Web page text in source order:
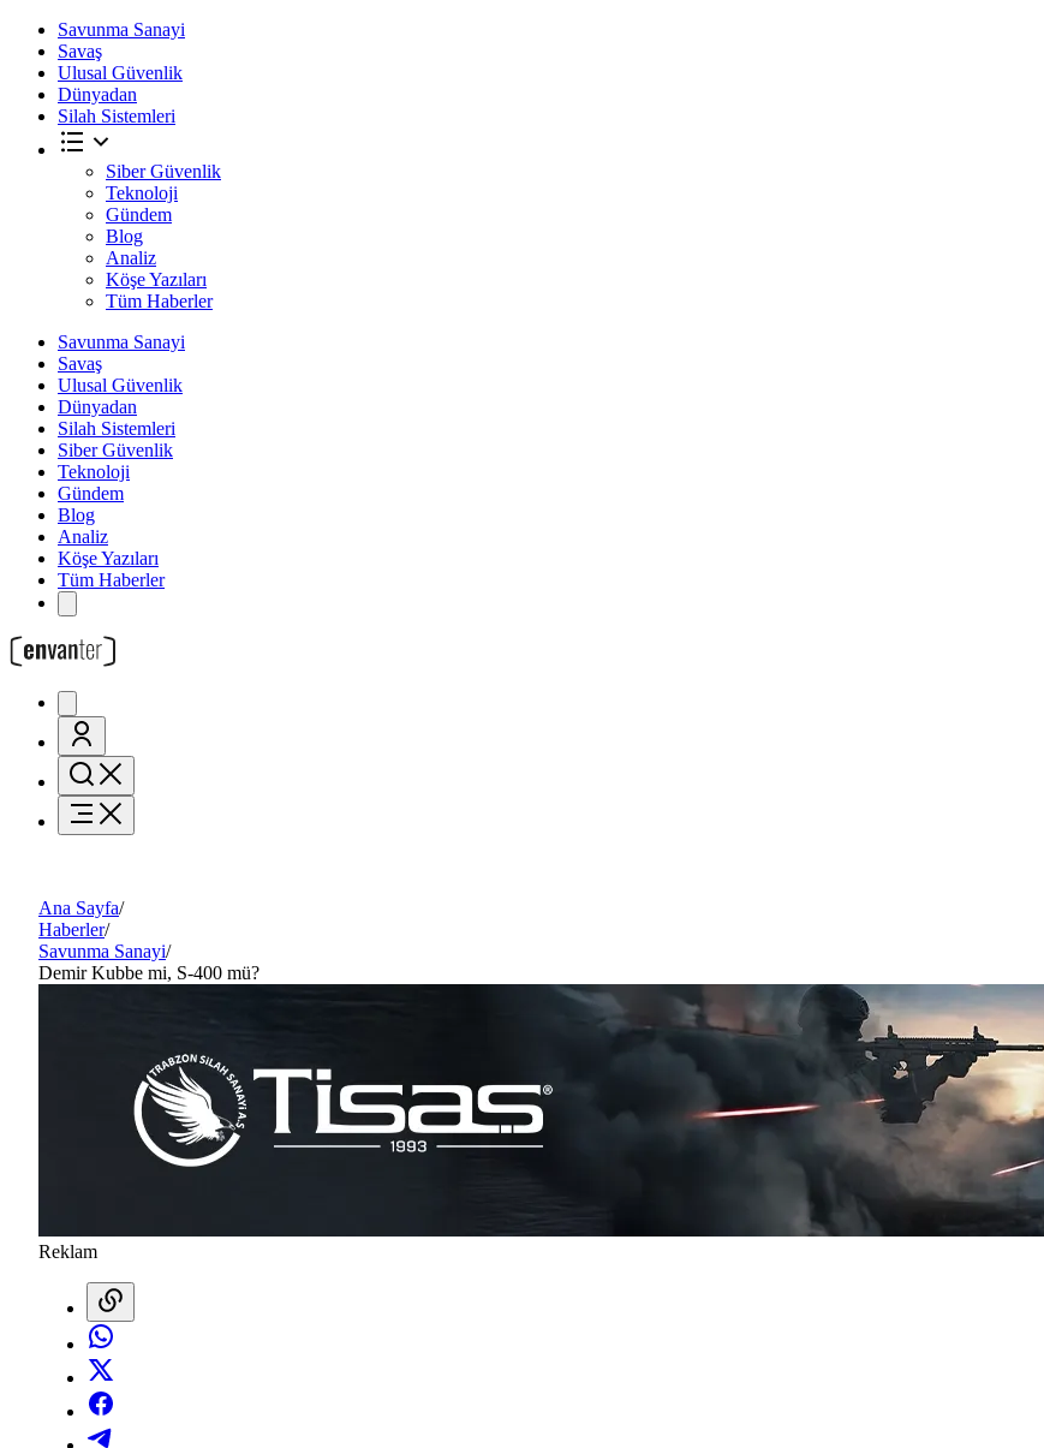
Savunma Sanayi
Savaş
Ulusal Güvenlik
Dünyadan
Silah Sistemleri
Siber Güvenlik
Teknoloji
Gündem
Blog
Analiz
Köşe Yazıları
Tüm Haberler
Savunma Sanayi
Savaş
Ulusal Güvenlik
Dünyadan
Silah Sistemleri
Siber Güvenlik
Teknoloji
Gündem
Blog
Analiz
Köşe Yazıları
Tüm Haberler
Ana Sayfa/
Haberler/
Savunma Sanayi/
Demir Kubbe mi, S-400 mü?
Reklam